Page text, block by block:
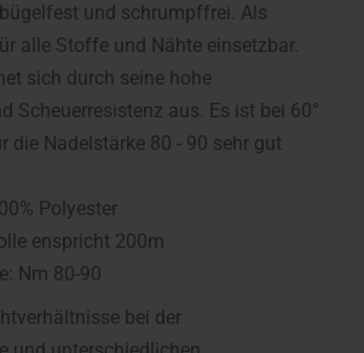
und schrumpffrei. Als
alle Stoffe und Nähte einsetzbar.
sich durch seine hohe
Scheuerresistenz aus. Es ist bei 60°
die Nadelstärke 80 - 90 sehr gut
Polyester
enspricht 200m
Nm 80-90
bei der